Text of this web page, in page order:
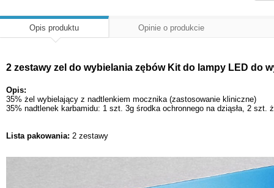
Opis produktu Opinie o produkcie
2 zestawy zel do wybielania zębów Kit do lampy LED do
Opis:
35% żel wybielający z nadtlenkiem mocznika (zastosowanie kliniczne)
35% nadtlenek karbamidu: 1 szt. 3g środka ochronnego na dziąsła, 2 szt.
Lista pakowania: 2 zestawy